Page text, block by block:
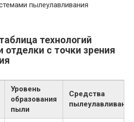
пылеулавливания
технологий
отделки с точки зрения
Уровень
образования
пыли
Средства
пылеулавливания